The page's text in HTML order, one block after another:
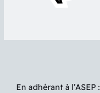
En adhérant à l’ASEP :